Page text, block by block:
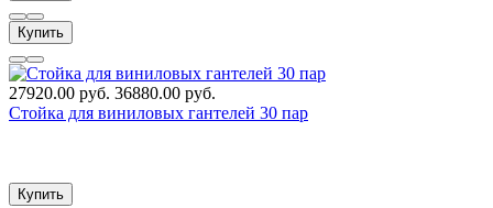
Купить
27920.00 руб. 36880.00 руб.
Стойка для виниловых гантелей 30 пар
Купить